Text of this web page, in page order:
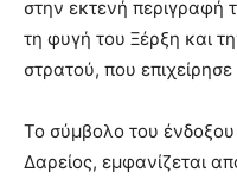
στην εκτενή περιγραφή
τη φυγή του Ξέρξη και
στρατού, που
Το σύμβολο του
Δαρείος, εμφανίζεται